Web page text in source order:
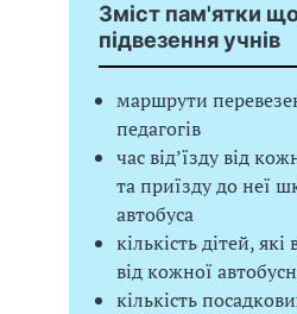
Зміст пам'ятки
підвезення учнів
маршрути
педагогів
час від’їзду від
та приїзду до неї
автобуса
кількість дітей,
від кожної
кількість